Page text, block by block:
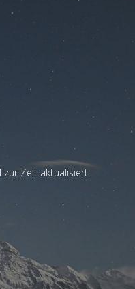
zur Zeit aktualisiert